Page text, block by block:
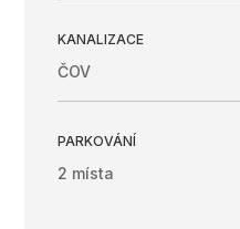
KANALIZACE
ČOV
PARKOVÁNÍ
2 místa